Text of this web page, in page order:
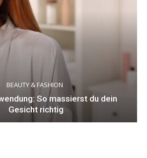
BEAUTY & FASHION
So massierst du dein
Gesicht richtig